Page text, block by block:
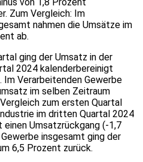
Zum Vergleich: Im
nahmen die Umsätze im
ab.
ging der Umsatz in der
2024 kalenderbereinigt
Verarbeitenden Gewerbe
im selben Zeitraum
zum ersten Quartal
im dritten Quartal 2024
Umsatzrückgang (-1,7
insgesamt ging der
6,5 Prozent zurück.